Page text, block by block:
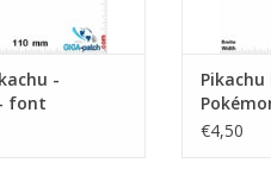
-
font
Pikachu
€4,50